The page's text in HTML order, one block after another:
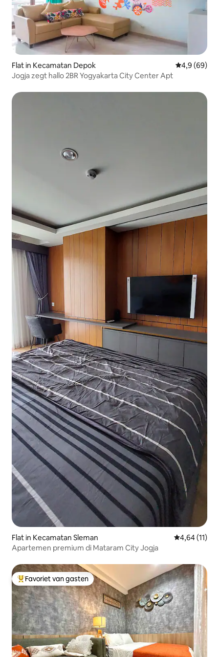
Flat in Kecamatan Depok Gemiddelde
4,9 (69)
Jogja zegt hallo 2BR Yogyakarta City Center Apt
Flat in Kecamatan Sleman Gemiddelde
4,64 (11)
Apartemen premium di Mataram City Jogja
Topfavoriet van gasten
Favoriet van gasten